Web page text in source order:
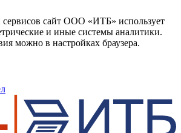
сервисов сайт ООО «ИТБ» использует
и иные системы аналитики.
можно в настройках браузера.